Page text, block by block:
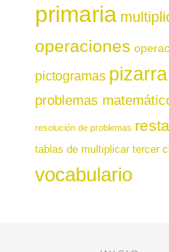
primaria
operaciones
pictogramas
problemas
resolución de problemas
tablas de multiplicar tercer
vocabulario